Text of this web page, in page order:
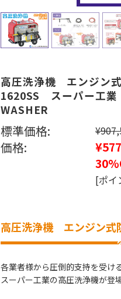
高圧洗浄機 エンジン
1620SS スーパー工
WASHER
標準価格:
価格:
[ポイ
高圧洗浄機 エンジン式
各業者様から圧倒的支持を受け
スーパー工業の高圧洗浄機が登